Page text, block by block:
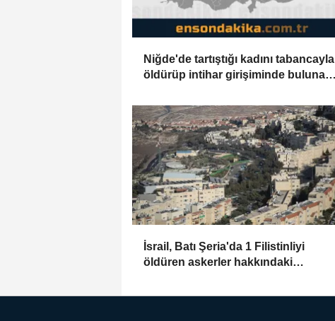
Niğde'de tartıştığı kadını tabancayla
öldürüp intihar girişiminde bulunan
İsrail, Batı Şeria'da 1 Filistinliyi
öldüren askerler hakkındaki